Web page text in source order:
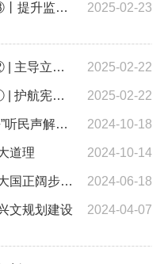
2025-02-23
“充分发挥四个作用”系列报道③丨提升监督质效，让权力在阳光下运行
2025-02-22
“充分发挥四个作用”系列报道② | 主导立法进程，夯实良法善治根基
2025-02-22
“充分发挥四个作用”系列报道① | 护航宪法实施，让宪法精神落地生根
2024-10-18
【巴中日报巴河漫笔】“沉下去”听民声解民忧
2024-10-14
道理
2024-06-18
学习时节｜总书记掌舵，网络大国正阔步迈向网络强国
2024-04-07
文规划建设